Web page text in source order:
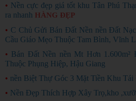
• Nền cực đẹp giá tốt khu Tân Phú
ra nhanh HÀNG ĐẸP
• C Chủ Gửi Bán Đất Nền nền Đất
Cầu Giáo Mẹo Thuộc Tam Bình, Vĩnh
• Bán Đất Nền nền Mt Hơn
Thuộc Phụng Hiệp, Hậu Giang
• nền Biệt Thự Góc 3 Mặt Tiền Khu
• Nền Đẹp Thích Hợp Xây Trọ,kho